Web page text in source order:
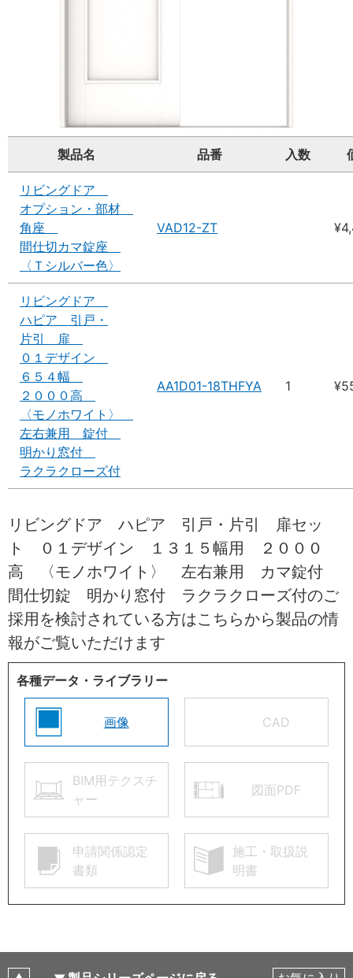
製品名 品番 入数
リビングドア
オプション・部材
角座
間仕切カマ錠座
〈Ｔシルバー色〉
VAD12-ZT
リビングドア
ハピア 引戸・
片引 扉
０１デザイン
６５４幅
２０００高
〈モノホワイト〉
左右兼用 錠付
明かり窓付
ラクラクローズ付
AA1D01-18THFYA 1
リビングドア ハピア 引戸・片引 扉セッ
ト ０１デザイン １３１５幅用 ２０００
高 〈モノホワイト〉 左右兼用 カマ錠付
間仕切錠 明かり窓付 ラクラクローズ付のご
採用を検討されている方はこちらから製品の情
報がご覧いただけます
各種データ・ライブラリー
画像 CAD
BIM用テクスチ
ャー
図面PDF
申請関係認定
書類
施工・取扱説
明書